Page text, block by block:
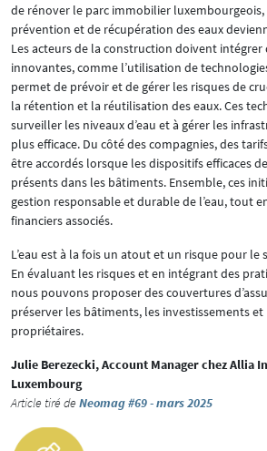
de rénover le parc immobilier luxembourgeois,
prévention et de récupération des eaux
Les acteurs de la construction doivent
innovantes, comme l’utilisation de
permet de prévoir et de gérer les risques de
la rétention et la réutilisation des eaux. Ces
surveiller les niveaux d’eau et à gérer les
plus efficace. Du côté des compagnies, des
être accordés lorsque les dispositifs efficaces
présents dans les bâtiments. Ensemble, ces
gestion responsable et durable de l’eau, tout
financiers associés.
L’eau est à la fois un atout et un risque pour le
En évaluant les risques et en intégrant des
nous pouvons proposer des couvertures
préserver les bâtiments, les investissements et
propriétaires.
Julie Berezecki, Account Manager chez Allia
Luxembourg
Article tiré de Neomag #69 - mars 2025